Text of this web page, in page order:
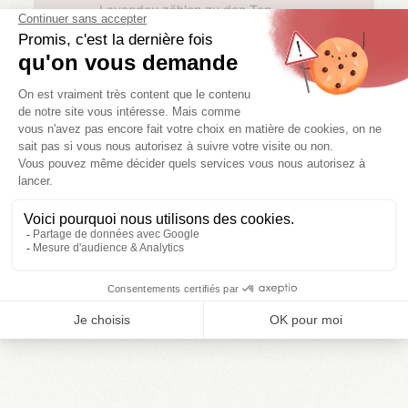
Lavandou zählen zu den Top-
Tauchspots, mit exklusivem Zugang zu
den Meeresgründen des Nationalparks
Port-Cros und mehreren legendären
Wracks.
Tauchclubs wie AquaBormes bieten
geführte Ausflüge zu bekannten
Tauchplätzen (Wracks von Togo,
Donator, Rubis…) mit moderner
maßgeschneiderte Tauchgänge in
kleinen Gruppen, auch für Kinder – mit
hohem Komfort und individueller